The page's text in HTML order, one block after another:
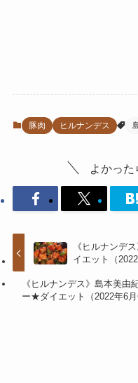
豚肉 ヒルナンデス
よかった
《ヒルナンデ
イエット（2022
《ヒルナンデス》島本美由
ー★ダイエット（2022年6月